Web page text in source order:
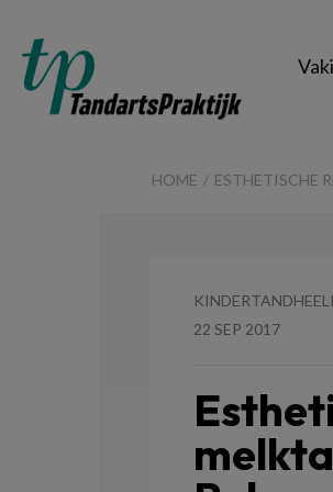
HOME ESTHETISCHE
22 SEP 2017